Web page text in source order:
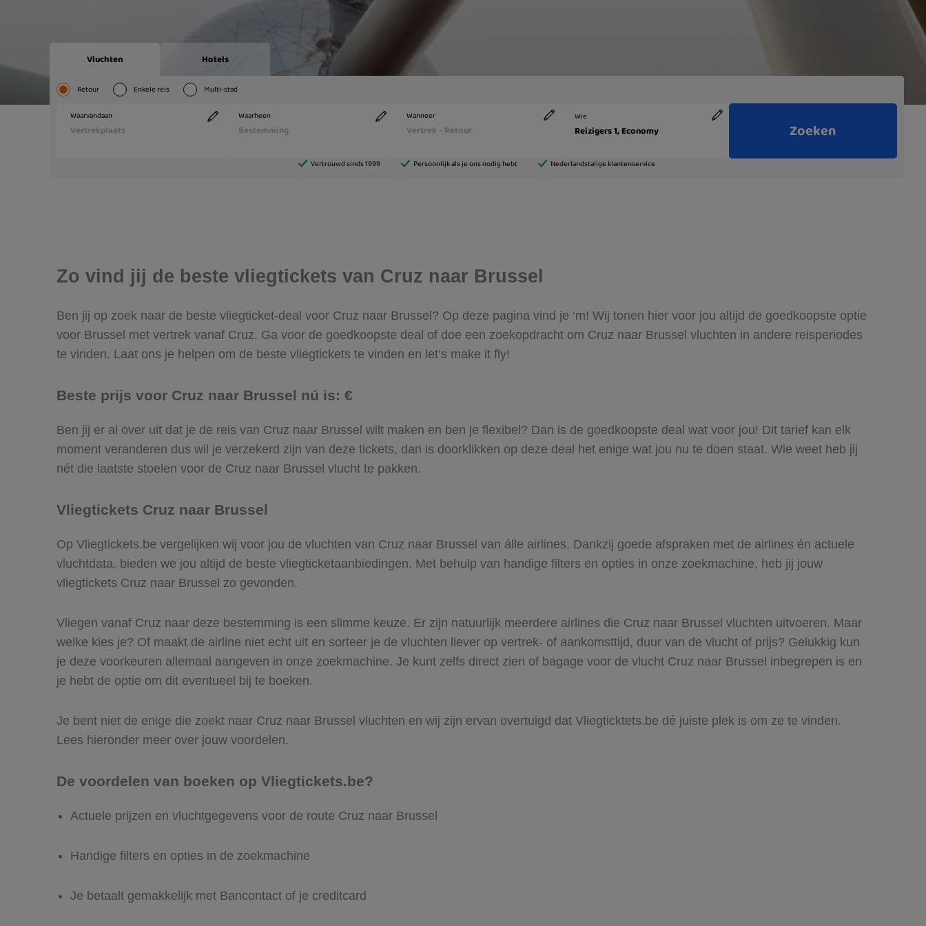
Zo vind jij de beste vliegtickets van Cruz naar Brussel
Ben jij op zoek naar de beste vliegticket-deal voor Cruz naar Brussel? Op deze pagina vind je ‘m! Wij tonen hier voor jou altijd de goedkoopste optie
voor Brussel met vertrek vanaf Cruz. Ga voor de goedkoopste deal of doe een zoekopdracht om Cruz naar Brussel vluchten in andere reisperiodes
te vinden. Laat ons je helpen om de beste vliegtickets te vinden en let’s make it fly!
Beste prijs voor Cruz naar Brussel nú is: €
Ben jij er al over uit dat je de reis van Cruz naar Brussel wilt maken en ben je flexibel? Dan is de goedkoopste deal wat voor jou! Dit tarief kan elk
moment veranderen dus wil je verzekerd zijn van deze tickets, dan is doorklikken op deze deal het enige wat jou nu te doen staat. Wie weet heb jij
nét die laatste stoelen voor de Cruz naar Brussel vlucht te pakken.
Vliegtickets Cruz naar Brussel
Op Vliegtickets.be vergelijken wij voor jou de vluchten van Cruz naar Brussel van álle airlines. Dankzij goede afspraken met de airlines én actuele
vluchtdata, bieden we jou altijd de beste vliegticketaanbiedingen. Met behulp van handige filters en opties in onze zoekmachine, heb jij jouw
vliegtickets Cruz naar Brussel zo gevonden.
Vliegen vanaf Cruz naar deze bestemming is een slimme keuze. Er zijn natuurlijk meerdere airlines die Cruz naar Brussel vluchten uitvoeren. Maar
welke kies je? Of maakt de airline niet echt uit en sorteer je de vluchten liever op vertrek- of aankomsttijd, duur van de vlucht of prijs? Gelukkig kun
je deze voorkeuren allemaal aangeven in onze zoekmachine. Je kunt zelfs direct zien of bagage voor de vlucht Cruz naar Brussel inbegrepen is en
je hebt de optie om dit eventueel bij te boeken.
Je bent niet de enige die zoekt naar Cruz naar Brussel vluchten en wij zijn ervan overtuigd dat Vliegticktets.be dé juiste plek is om ze te vinden.
Lees hieronder meer over jouw voordelen.
De voordelen van boeken op Vliegtickets.be?
Actuele prijzen en vluchtgegevens voor de route Cruz naar Brussel
Handige filters en opties in de zoekmachine
Je betaalt gemakkelijk met Bancontact of je creditcard